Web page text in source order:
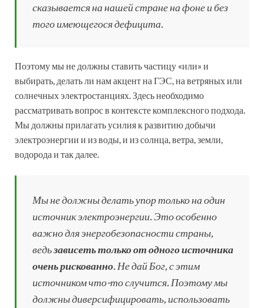
сказывается на нашей стране на фоне и без
того имеющегося дефицита.
Поэтому мы не должны ставить частицу «или» и
выбирать, делать ли нам акцент на ГЭС, на ветряных или
солнечных электростанциях. Здесь необходимо
рассматривать вопрос в контексте комплексного подхода.
Мы должны прилагать усилия к развитию добычи
электроэнергии и из воды, и из солнца, ветра, земли,
водорода и так далее.
Мы не должны делать упор только на один
источник электроэнергии. Это особенно
важно для энергобезопасности страны,
ведьзависеть только от одного источника
очень рискованно. Не дай Бог, с этим
источником что-то случится. Поэтому мы
должны диверсифицировать, использовать